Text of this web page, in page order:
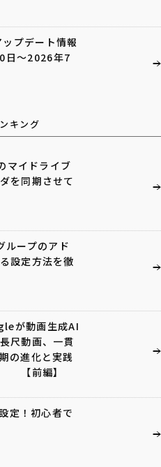
プデート情報
日〜2026年7
キング
マイドライブ
を同期させて
ープのアド
設定方法を徹
が動画生成AI
尺動画、一貫
の進化と実践
【前編】
定！初心者で